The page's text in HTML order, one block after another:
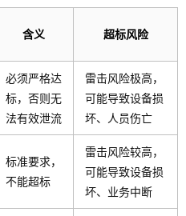
含义 超标风险
必须严格达
标，否则无
法有效泄流
雷击风险极高，
可能导致设备损
坏、人员伤亡
标准要求，
不能超标
雷击风险较高，
可能导致设备损
坏、业务中断